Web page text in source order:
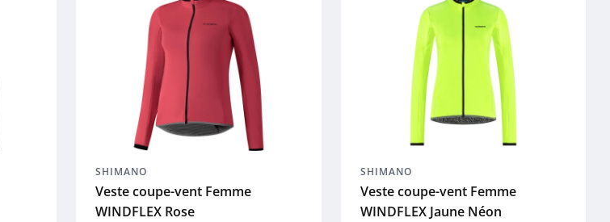
SHIMANO
Veste coupe-vent Femme
WINDFLEX Rose
SHIMANO
Veste coupe-vent Femme
WINDFLEX Jaune Néon